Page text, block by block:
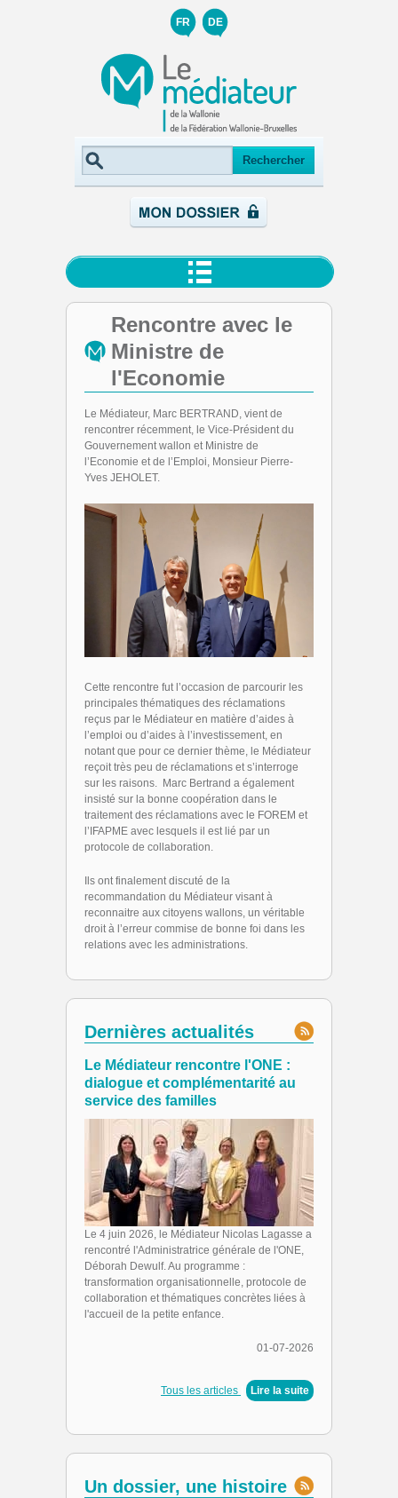
FR DE
Rencontre avec le
Ministre de
l'Economie
Le Médiateur, Marc BERTRAND, vient de
rencontrer récemment, le Vice-Président du
Gouvernement wallon et Ministre de
l’Economie et de l’Emploi, Monsieur Pierre-
Yves JEHOLET.
Cette rencontre fut l’occasion de parcourir les
principales thématiques des réclamations
reçus par le Médiateur en matière d’aides à
l’emploi ou d’aides à l’investissement, en
notant que pour ce dernier thème, le Médiateur
reçoit très peu de réclamations et s’interroge
sur les raisons. Marc Bertrand a également
insisté sur la bonne coopération dans le
traitement des réclamations avec le FOREM et
l’IFAPME avec lesquels il est lié par un
protocole de collaboration.
Ils ont finalement discuté de la
recommandation du Médiateur visant à
reconnaitre aux citoyens wallons, un véritable
droit à l’erreur commise de bonne foi dans les
relations avec les administrations.
Dernières actualités
Le Médiateur rencontre l'ONE :
dialogue et complémentarité au
service des familles
Le 4 juin 2026, le Médiateur Nicolas Lagasse a
rencontré l'Administratrice générale de l'ONE,
Déborah Dewulf. Au programme :
transformation organisationnelle, protocole de
collaboration et thématiques concrètes liées à
l'accueil de la petite enfance.
01-07-2026
Tous les articles Lire la suite
Un dossier, une histoire